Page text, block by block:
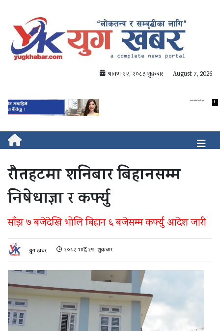
श्रावण २२, २०८३ शुक्रबार August 7, 2026
रौतहटमा शनिबार बिहानसम्म
निषेधाज्ञा र कर्फ्यु
साँझ ७ बजेदेखि भोलि बिहान ६ बजेसम्म कर्फ्यु आदेश जारी
युग खबर २०८२ भाद्र २७, शुक्रबार